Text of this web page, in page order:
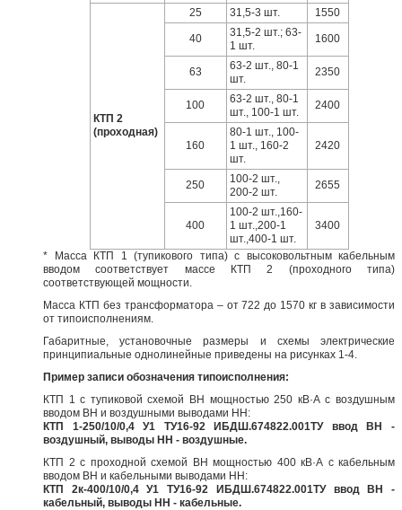
КТП 2
(проходная)
25 31,5-3 шт. 1550
40
31,5-2 шт.; 63-
1 шт.
1600
63
63-2 шт., 80-1
шт.
2350
100
63-2 шт., 80-1
шт., 100-1 шт.
2400
160
80-1 шт., 100-
1 шт., 160-2
шт.
2420
250
100-2 шт.,
200-2 шт.
2655
400
100-2 шт.,160-
1 шт.,200-1
шт.,400-1 шт.
3400
* Масса КТП 1 (тупикового типа) с высоковольтным кабельным
вводом соответствует массе КТП 2 (проходного типа)
соответствующей мощности.
Масса КТП без трансформатора – от 722 до 1570 кг в зависимости
от типоисполнениям.
Габаритные, установочные размеры и схемы электрические
принципиальные однолинейные приведены на рисунках 1-4.
Пример записи обозначения типоисполнения:
КТП 1 с тупиковой схемой ВН мощностью 250 кВ·А с воздушным
вводом ВН и воздушными выводами НН:
КТП 1-250/10/0,4 У1 ТУ16-92 ИБДШ.674822.001ТУ ввод ВН -
воздушный, выводы НН - воздушные.
КТП 2 с проходной схемой ВН мощностью 400 кВ·А с кабельным
вводом ВН и кабельными выводами НН:
КТП 2к-400/10/0,4 У1 ТУ16-92 ИБДШ.674822.001ТУ ввод ВН -
кабельный, выводы НН - кабельные.